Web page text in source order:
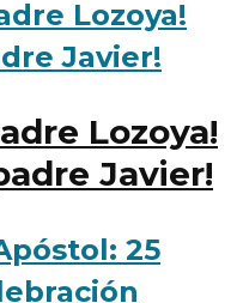
Lozoya!
Javier!